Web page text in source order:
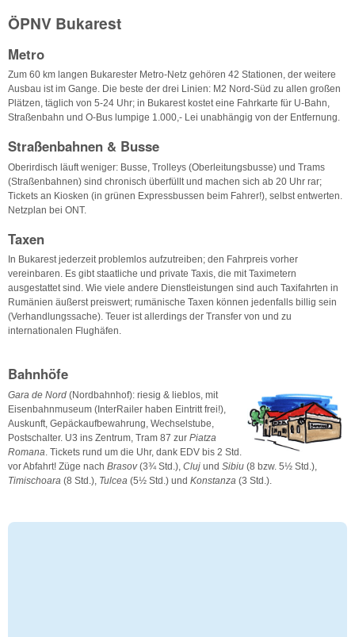
ÖPNV Bukarest
Metro
Zum 60 km langen Bukarester Metro-Netz gehören 42 Stationen, der weitere
Ausbau ist im Gange. Die beste der drei Linien: M2 Nord-Süd zu allen großen
Plätzen, täglich von 5-24 Uhr; in Bukarest kostet eine Fahrkarte für U-Bahn,
Straßenbahn und O-Bus lumpige 1.000,- Lei unabhängig von der Entfernung.
Straßenbahnen & Busse
Oberirdisch läuft weniger: Busse, Trolleys (Oberleitungsbusse) und Trams
(Straßenbahnen) sind chronisch überfüllt und machen sich ab 20 Uhr rar;
Tickets an Kiosken (in grünen Expressbussen beim Fahrer!), selbst entwerten.
Netzplan bei ONT.
Taxen
In Bukarest jederzeit problemlos aufzutreiben; den Fahrpreis vorher
vereinbaren. Es gibt staatliche und private Taxis, die mit Taximetern
ausgestattet sind. Wie viele andere Dienstleistungen sind auch Taxifahrten in
Rumänien äußerst preiswert; rumänische Taxen können jedenfalls billig sein
(Verhandlungssache). Teuer ist allerdings der Transfer von und zu
internationalen Flughäfen.
Bahnhöfe
Gara de Nord (Nordbahnhof): riesig & lieblos, mit
Eisenbahnmuseum (InterRailer haben Eintritt frei!),
Auskunft, Gepäckaufbewahrung, Wechselstube,
Postschalter. U3 ins Zentrum, Tram 87 zur Piatza
Romana. Tickets rund um die Uhr, dank EDV bis 2 Std.
vor Abfahrt! Züge nach Brasov(3¾ Std.), Cluj und Sibiu (8 bzw. 5½ Std.),
Timischoara (8 Std.), Tulcea (5½ Std.) und Konstanza (3 Std.).